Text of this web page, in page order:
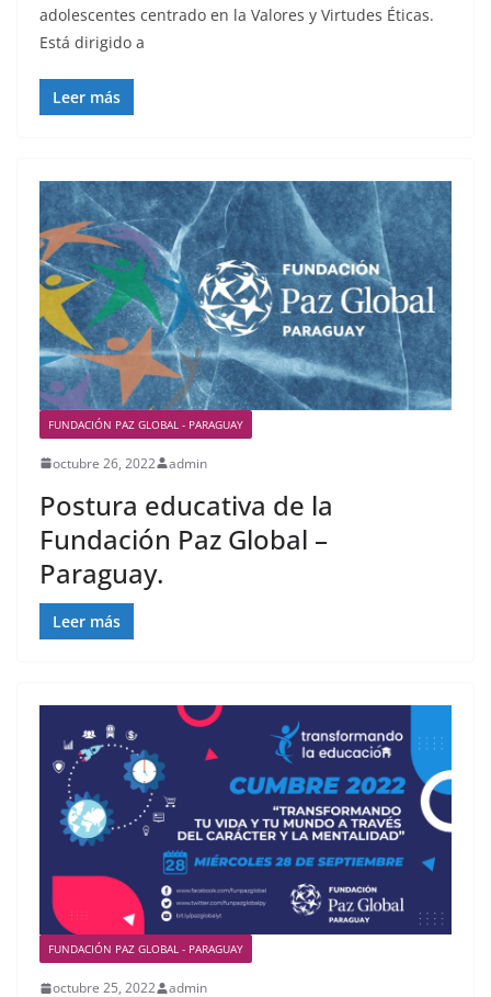
adolescentes centrado en la Valores y Virtudes Éticas.
Está dirigido a
Leer más
FUNDACIÓN PAZ GLOBAL - PARAGUAY
octubre 26, 2022 admin
Postura educativa de la
Fundación Paz Global –
Paraguay.
Leer más
FUNDACIÓN PAZ GLOBAL - PARAGUAY
octubre 25, 2022 admin